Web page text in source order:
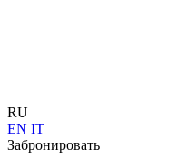
RU
EN IT
Забронировать